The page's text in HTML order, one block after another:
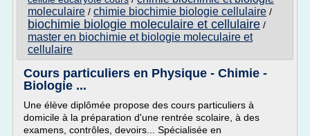
moleculaire / chimie biochimie biologie cellulaire /
biochimie biologie moleculaire et cellulaire /
master en biochimie et biologie moleculaire et
cellulaire
Cours particuliers en Physique - Chimie -
Biologie ...
Une élève diplômée propose des cours particuliers à
domicile à la préparation d'une rentrée scolaire, à des
examens, contrôles, devoirs... Spécialisée en